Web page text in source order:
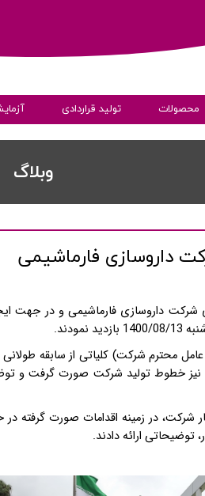
همکار
محصولات تولید قراردادی
​​وبلاگ
داروسازی فارماشیمی
شرکت داروسازی فارماشیمی و در جهت
عامل محترم شرکت) کلیاتی از سابقه
و نیز خطوط تولید شرکت صورت گرفت
شرکت، در زمینه اقدامات صورت گرفته
ارائه دادند.